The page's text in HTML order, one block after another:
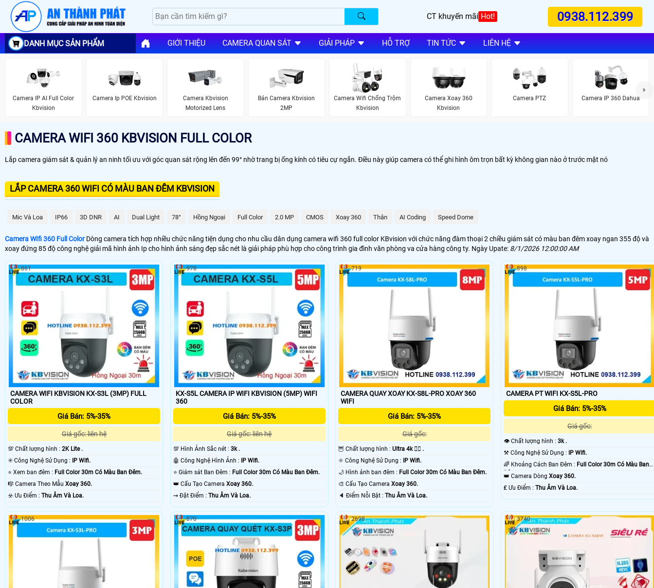
CT khuyến mãi Hot! 0938.112.399
DANH MỤC SẢN PHẨM GIỚI THIỆU CAMERA QUAN SÁT GIẢI PHÁP HỖ TRỢ TIN TỨC LIÊN HỆ
Camera IP AI Full Color
Kbvision
Camera Ip POE Kbvision
Camera Kbvision
Motorized Lens
Bán Camera Kbvision
2MP
Camera Wifi Chống Trộm
Kbvision
Camera Xoay 360
Kbvision
Camera PTZ Camera IP 360 Dahua
CAMERA WIFI 360 KBVISION FULL COLOR
Lắp camera giám sát & quản lý an ninh tối ưu với góc quan sát rộng lên đến 99° nhờ trang bị ống kính có tiêu cự ngắn. Điều này giúp camera có thể ghi hình ôm trọn bất kỳ không gian nào ở trước mặt nó
LẮP CAMERA 360 WIFI CÓ MÀU BAN ĐÊM KBVISION
Mic Và Loa IP66 3D DNR AI Dual Light 78° Hồng Ngoại Full Color 2.0 MP CMOS Xoay 360 Thân AI Coding Speed Dome
Camera WIfi 360 Full Color Dòng camera tích hợp nhiều chức năng tiện dụng cho nhu cầu dân dụng camera wifi 360 full color KBvision với chức năng đàm thoại 2 chiều giám sát có màu ban đêm xoay ngan 355 độ và
xoay đứng 85 độ công nghệ giải mã hình ảnh Ip cho hình ảnh sáng đẹp sắc nét là giải pháp phù hợp cho công trình gia đình văn phòng va cửa hàng công ty. Ngày Upate: 8/1/2026 12:00:00 AM
CAMERA WIFI KBVISION KX-S3L (3MP) FULL
COLOR
Giá Bán: 5%-35%
Giá gốc: liên hệ
💯 Chất lượng hình : 2K Lite .
✳️ Công Nghệ Sử Dụng :
IP Wifi.
⭐ Xem ban đêm : Full Color 30m Có Màu Ban Ðêm.
🎼️ Camera Theo Mẫu Xoay 360.
️☣️ Ưu Điểm : Thu Âm Và Loa.
861
KX-S5L CAMERA IP WIFI KBVISION (5MP) WIFI
360
Giá Bán: 5%-35%
Giá gốc: liên hệ
💯 Hình Ảnh Sắc nét : 3k .
🤖️ Công Nghệ Hình Ảnh :
IP Wifi.
⭐ Giám sát Ban Đêm : Full Color 30m Có Màu Ban Ðêm.
👑 Cấu Tạo Camera Xoay 360.
️⇝ Đặt Điểm : Thu Âm Và Loa.
978
CAMERA QUAY XOAY KX-S8L-PRO XOAY 360
WIFI
Giá Bán: 5%-35%
Giá gốc:
🦉 Chất lượng hình :Ultra 4k 👍🏾 .
⚛️ Công Nghệ Sử Dụng :
IP Wifi.
🌙 Hình ảnh ban đêm : Full Color 30m Có Màu Ban Ðêm.
🎨 Cấu Tạo CameraXoay 360.
️🔈 Điểm Nỗi Bật :Thu Âm Và Loa.
719
CAMERA PT WIFI KX-S5L-PRO
Giá Bán: 5%-35%
Giá gốc:
👁 Chất lượng hình : 3k .
⚒ Công Nghệ Sử Dụng :
IP Wifi.
🌈 Khoảng Cách Ban Đêm : Full Color 30m Có Màu Ban
Ðêm.👑 Camera Dòng Xoay 360.
️₤ Ưu Điểm : Thu Âm Và Loa.
898
1006 870 2698 3740